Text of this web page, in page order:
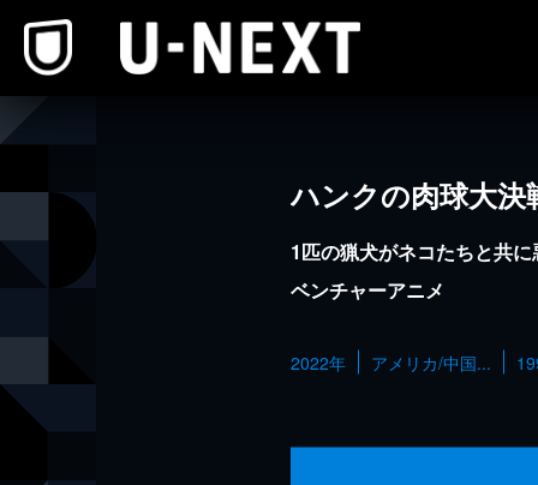
ハンクの肉球大決
1匹の猟犬がネコたちと共
ベンチャーアニメ
2022年 アメリカ/中国...